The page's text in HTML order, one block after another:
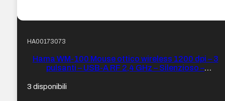
HA00173073
Hama WM-100 Mouse ottico wireless 1200 dpi – 3
pulsanti – USB-A RF 2,4 GHz – Silenzioso –
3 disponibili